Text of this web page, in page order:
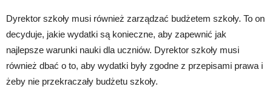
Dyrektor szkoły musi również zarządzać budżetem szkoły. To on
decyduje, jakie wydatki są konieczne, aby zapewnić jak
najlepsze warunki nauki dla uczniów. Dyrektor szkoły musi
również dbać o to, aby wydatki były zgodne z przepisami prawa i
żeby nie przekraczały budżetu szkoły.